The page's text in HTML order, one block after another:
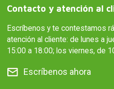
Contacto y atención al
Escríbenos y te contestamos
atención al cliente: de lunes a
15:00 a 18:00; los viernes, de
Escríbenos ahora